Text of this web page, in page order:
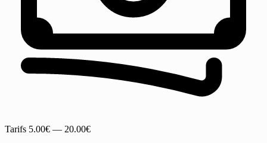
Tarifs 5.00€ — 20.00€